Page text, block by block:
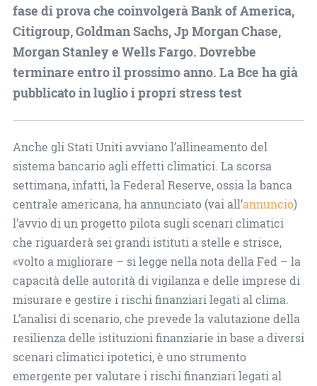
fase di prova che coinvolgerà Bank of America,
Citigroup, Goldman Sachs, Jp Morgan Chase,
Morgan Stanley e Wells Fargo. Dovrebbe
terminare entro il prossimo anno. La Bce ha già
pubblicato in luglio i propri stress test
Anche gli Stati Uniti avviano l’allineamento del
sistema bancario agli effetti climatici. La scorsa
settimana, infatti, la Federal Reserve, ossia la banca
centrale americana, ha annunciato (vai all’annuncio)
l’avvio di un progetto pilota sugli scenari climatici
che riguarderà sei grandi istituti a stelle e strisce,
«volto a migliorare – si legge nella nota della Fed – la
capacità delle autorità di vigilanza e delle imprese di
misurare e gestire i rischi finanziari legati al clima.
L’analisi di scenario, che prevede la valutazione della
resilienza delle istituzioni finanziarie in base a diversi
scenari climatici ipotetici, è uno strumento
emergente per valutare i rischi finanziari legati al